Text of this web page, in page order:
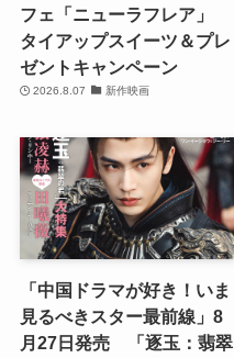
フェ「ニューラフレア」
タイアップスイーツ＆プレ
ゼントキャンペーン
2026.8.07 新作映画
「中国ドラマが好き！いま
見るべきスター最前線」8
月27日発売 「逐玉：翡翠